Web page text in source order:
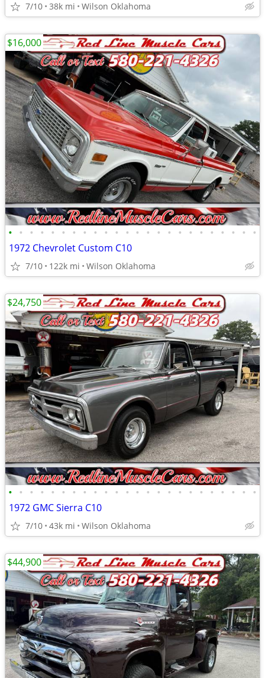
7/10 38k mi Wilson Oklahoma
• • • • • • • • • • • • • • • • • • • • • • • •
1972 Chevrolet Custom C10
7/10 122k mi Wilson Oklahoma
$16,000
• • • • • • • • • • • • • • • • • • • • • • • •
1972 GMC Sierra C10
7/10 43k mi Wilson Oklahoma
$24,750
$44,900